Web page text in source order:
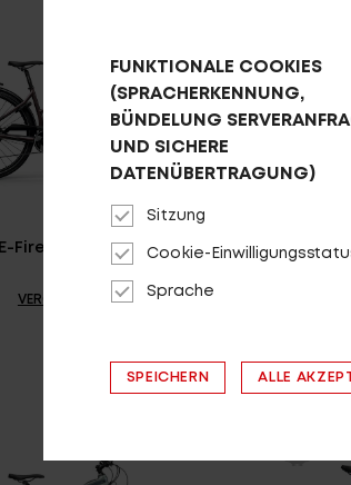
E-Fire R2000i T
VERGLEICHEN
E-
FUNKTIONALE COOKIES
(SPRACHERKENNUNG,
BÜNDELUNG
UND SICHERE
DATENÜBERTRAGUNG)
Sitzung
Cookie-
Sprache
SPEICHERN ALLE